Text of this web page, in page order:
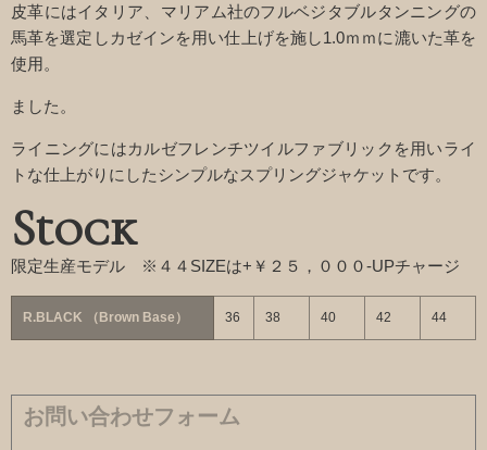
皮革にはイタリア、マリアム社のフルベジタブルタンニングの
馬革を選定しカゼインを用い仕上げを施し1.0ｍｍに漉いた革を
使用。
ました。
ライニングにはカルゼフレンチツイルファブリックを用いライ
トな仕上がりにしたシンプルなスプリングジャケットです。
Stock
限定生産モデル ※４４SIZEは+￥２５，０００-UPチャージ
R.BLACK （Brown Base） 36 38 40 42 44
お問い合わせフォーム